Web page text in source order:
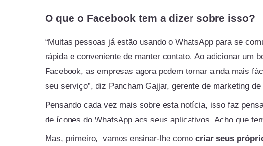
O que o Facebook tem a dizer sobre isso?
“Muitas pessoas já estão usando o WhatsApp para se
rápida e conveniente de manter contato. Ao adicionar um
Facebook, as empresas agora podem tornar ainda mais
seu serviço”, diz Pancham Gajjar, gerente de marketing
Pensando cada vez mais sobre esta notícia, isso faz
de ícones do WhatsApp aos seus aplicativos. Acho que
Mas, primeiro, vamos ensinar-lhe como criar seus